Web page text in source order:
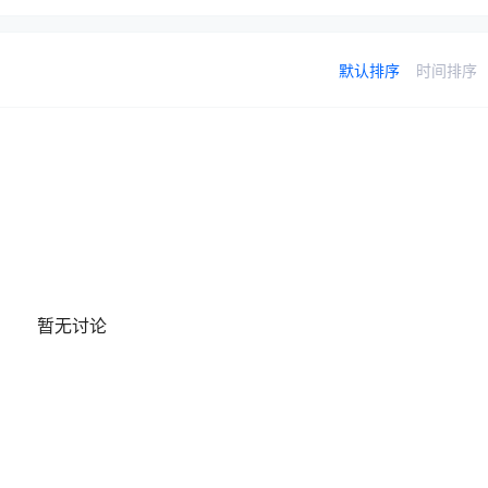
默认排序 时间排序
暂无讨论